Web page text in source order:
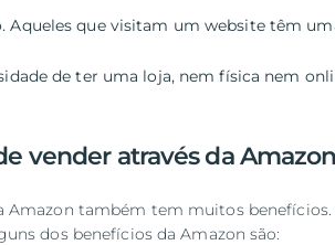
vender através da
Amazon também tem muitos
dos benefícios da Amazon são: